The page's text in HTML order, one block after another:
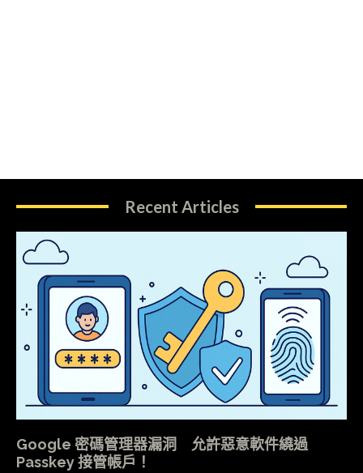
Recent Articles
Google 密碼管理器漏洞 允許惡意軟件繞過
Passkey 接管帳戶！